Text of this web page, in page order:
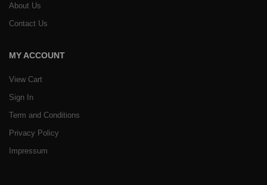
About Us
Contact Us
MY ACCOUNT
View Cart
Sign In
Term and Conditions
Privacy Policy
Impressum